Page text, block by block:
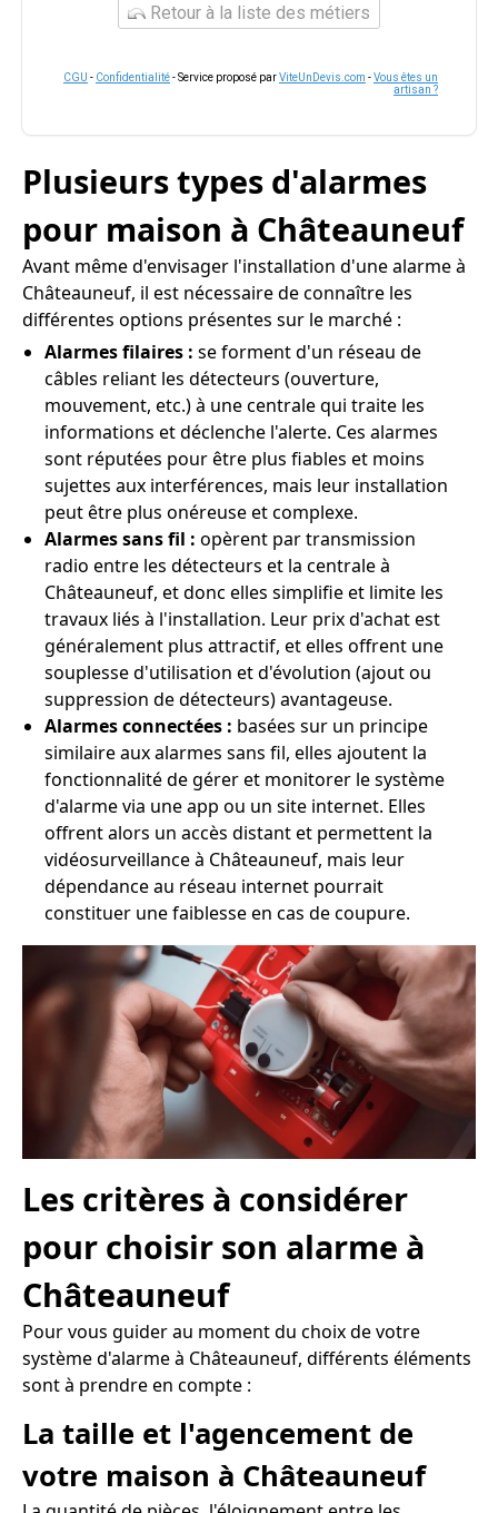
Retour à la liste des métiers
CGU - Confidentialité- Service proposé parViteUnDevis.com -Vous êtes un
artisan ?
Plusieurs types d'alarmes
pour maison à Châteauneuf
Avant même d'envisager l'installation d'une alarme à
Châteauneuf, il est nécessaire de connaître les
différentes options présentes sur le marché :
Alarmes filaires : se forment d'un réseau de
câbles reliant les détecteurs (ouverture,
mouvement, etc.) à une centrale qui traite les
informations et déclenche l'alerte. Ces alarmes
sont réputées pour être plus fiables et moins
sujettes aux interférences, mais leur installation
peut être plus onéreuse et complexe.
Alarmes sans fil : opèrent par transmission
radio entre les détecteurs et la centrale à
Châteauneuf, et donc elles simplifie et limite les
travaux liés à l'installation. Leur prix d'achat est
généralement plus attractif, et elles offrent une
souplesse d'utilisation et d'évolution (ajout ou
suppression de détecteurs) avantageuse.
Alarmes connectées : basées sur un principe
similaire aux alarmes sans fil, elles ajoutent la
fonctionnalité de gérer et monitorer le système
d'alarme via une app ou un site internet. Elles
offrent alors un accès distant et permettent la
vidéosurveillance à Châteauneuf, mais leur
dépendance au réseau internet pourrait
constituer une faiblesse en cas de coupure.
Les critères à considérer
pour choisir son alarme à
Châteauneuf
Pour vous guider au moment du choix de votre
système d'alarme à Châteauneuf, différents éléments
sont à prendre en compte :
La taille et l'agencement de
votre maison à Châteauneuf